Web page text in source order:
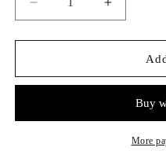
Decrease
quantity
for
teekollektsioon
ja
Increase
quantity
for
roheline
ja
valgeMore